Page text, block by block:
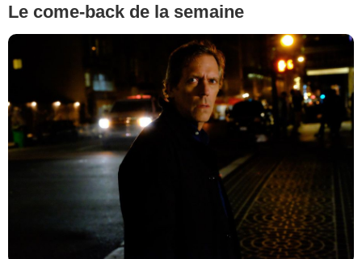
Le come-back de la semaine